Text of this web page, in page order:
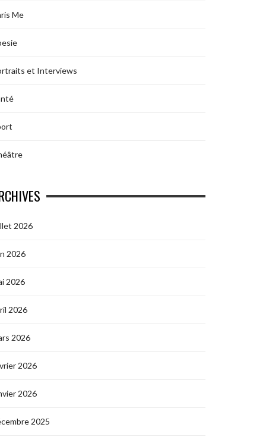
Me
et Interviews
2026
2026
2026
2026
2026
2026
2026
2025